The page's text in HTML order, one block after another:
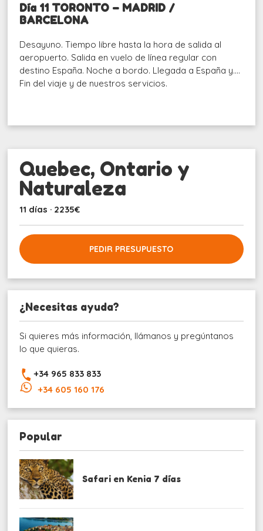
Día 11 TORONTO – MADRID /
BARCELONA
Desayuno. Tiempo libre hasta la hora de salida al
aeropuerto. Salida en vuelo de línea regular con
destino España. Noche a bordo. Llegada a España y….
Fin del viaje y de nuestros servicios.
Quebec, Ontario y
Naturaleza
11 días · 2235€
PEDIR PRESUPUESTO
¿Necesitas ayuda?
Si quieres más información, llámanos y pregúntanos
lo que quieras.
+34 965 833 833
+34 605 160 176
Popular
Safari en Kenia 7 días